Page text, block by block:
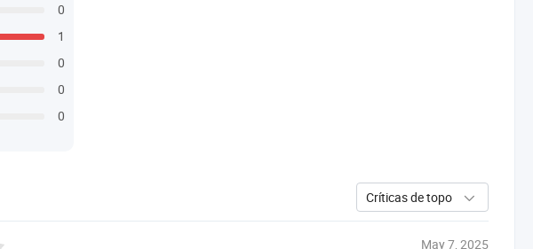
0
1
0
0
0
Críticas de topo
May 7, 2025